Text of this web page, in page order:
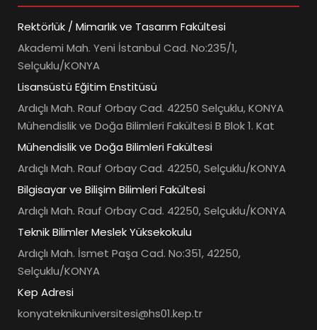
Rektörlük / Mimarlık ve Tasarım Fakültesi
Akademi Mah. Yeni İstanbul Cad. No:235/1,
Selçuklu/KONYA
Lisansüstü Eğitim Enstitüsü
Ardıçlı Mah. Rauf Orbay Cad. 42250 Selçuklu, KONYA
Mühendislik ve Doğa Bilimleri Fakültesi B Blok 1. Kat
Mühendislik ve Doğa Bilimleri Fakültesi
Ardıçlı Mah. Rauf Orbay Cad. 42250, Selçuklu/KONYA
Bilgisayar ve Bilişim Bilimleri Fakültesi
Ardıçlı Mah. Rauf Orbay Cad. 42250, Selçuklu/KONYA
Teknik Bilimler Meslek Yüksekokulu
Ardıçlı Mah. İsmet Paşa Cad. No:351, 42250,
Selçuklu/KONYA
Kep Adresi
konyateknikuniversitesi@hs01.kep.tr